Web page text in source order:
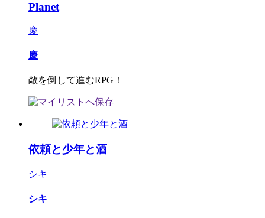
Planet
慶
慶
敵を倒して進むRPG！
依頼と少年と酒
シキ
シキ